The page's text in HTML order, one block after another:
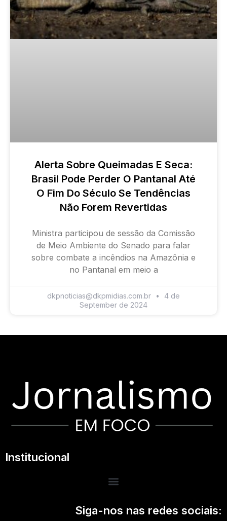
Alerta Sobre Queimadas E Seca:
Brasil Pode Perder O Pantanal Até
O Fim Do Século Se Tendências
Não Forem Revertidas
Ministra participou de sessão da Comissão
de Meio Ambiente do Senado para falar
sobre combate a incêndios na Amazônia e
no Pantanal em meio a
dkpnoticias@dkpmidias.com.br
4 de
September de 2024
Institucional
Siga-nos nas redes sociais: